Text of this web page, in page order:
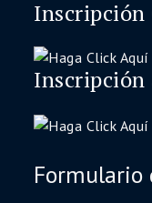
Inscripción
Formulario